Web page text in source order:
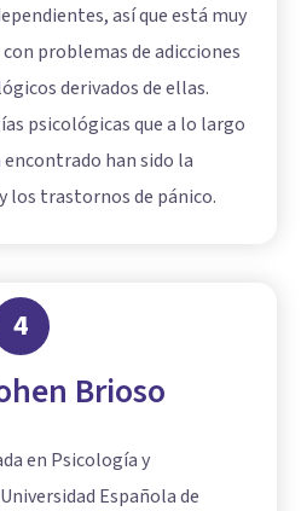
así que está muy
problemas de adicciones
derivados de ellas.
psicológicas que a lo largo
encontrado han sido la
los trastornos de pánico.
4
Brioso
en Psicología y
Española de